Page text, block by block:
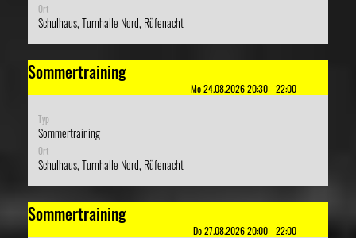
Ort
Schulhaus, Turnhalle Nord, Rüfenacht
Sommertraining
Mo 24.08.2026 20:30 - 22:00
Typ
Sommertraining
Ort
Schulhaus, Turnhalle Nord, Rüfenacht
Sommertraining
Do 27.08.2026 20:00 - 22:00